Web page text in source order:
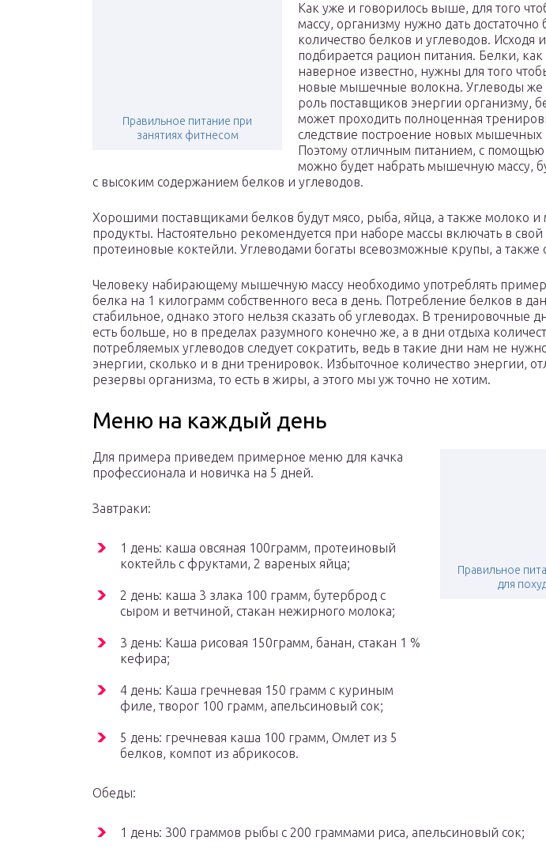
Правильное питание при
занятиях фитнесом
Как уже и говорилось выше, для того
массу, организму нужно дать достаточно
количество белков и углеводов. Исходя
подбирается рацион питания. Белки,
наверное известно, нужны для того
новые мышечные волокна. Углеводы
роль поставщиков энергии организму,
может проходить полноценная
следствие построение новых мышечных
Поэтому отличным питанием, с помощью
можно будет набрать мышечную массу,
с высоким содержанием белков и углеводов.
Хорошими поставщиками белков будут мясо, рыба, яйца, а также молоко
продукты. Настоятельно рекомендуется при наборе массы включать в
протеиновые коктейли. Углеводами богаты всевозможные крупы, а также
Человеку набирающему мышечную массу необходимо употреблять
белка на 1 килограмм собственного веса в день. Потребление белков в
стабильное, однако этого нельзя сказать об углеводах. В тренировочные
есть больше, но в пределах разумного конечно же, а в дни отдыха
потребляемых углеводов следует сократить, ведь в такие дни нам не
энергии, сколько и в дни тренировок. Избыточное количество энергии,
резервы организма, то есть в жиры, а этого мы уж точно не хотим.
Меню на каждый день
Правильное
для
Для примера приведем примерное меню для качка
профессионала и новичка на 5 дней.
Завтраки:
1 день: каша овсяная 100грамм, протеиновый
коктейль с фруктами, 2 вареных яйца;
2 день: каша 3 злака 100 грамм, бутерброд с
сыром и ветчиной, стакан нежирного молока;
3 день: Каша рисовая 150грамм, банан, стакан 1 %
кефира;
4 день: Каша гречневая 150 грамм с куриным
филе, творог 100 грамм, апельсиновый сок;
5 день: гречневая каша 100 грамм, Омлет из 5
белков, компот из абрикосов.
Обеды:
1 день: 300 граммов рыбы с 200 граммами риса, апельсиновый сок;